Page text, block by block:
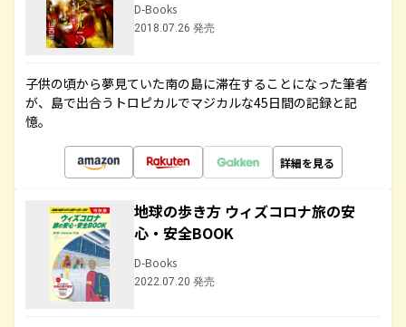
D-Books
2018.07.26 発売
子供の頃から夢見ていた南の島に滞在することになった筆者
が、島で出合うトロピカルでマジカルな45日間の記録と記
憶。
詳細を見る
地球の歩き方 ウィズコロナ旅の安
心・安全BOOK
D-Books
2022.07.20 発売